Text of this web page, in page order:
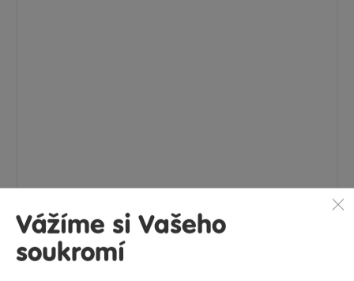
Náhradní náplně do 3D pera WIKY 15x3 m - český obal
15 barevných náplní, každá o délce 3 metry pro 3D pero...
Vážíme si Vašeho
soukromí